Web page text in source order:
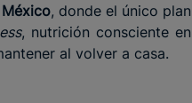
México, donde el único plan
, nutrición consciente en
al volver a casa.